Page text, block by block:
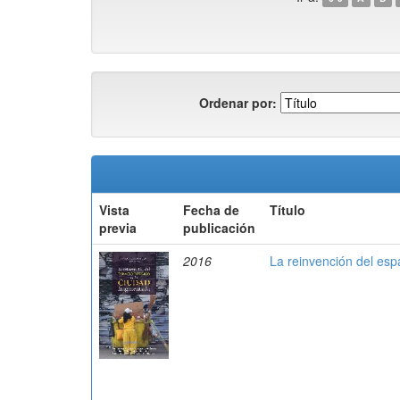
Ordenar por:
Vista
previa
Fecha de
publicación
Título
2016 La reinvención del